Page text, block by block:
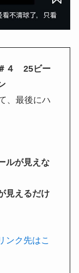
４ 25ビー
、最後にハ
ルが見えな
見えるだけ
ンク先はこ